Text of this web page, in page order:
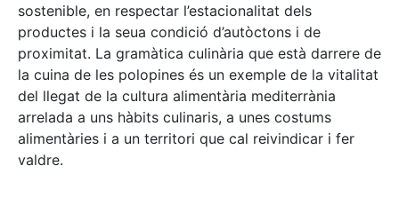
sostenible, en respectar l’estacionalitat dels
productes i la seua condició d’autòctons i de
proximitat. La gramàtica culinària que està darrere de
la cuina de les polopines és un exemple de la vitalitat
del llegat de la cultura alimentària mediterrània
arrelada a uns hàbits culinaris, a unes costums
alimentàries i a un territori que cal reivindicar i fer
valdre.